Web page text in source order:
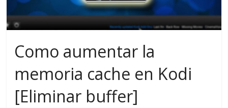
Como aumentar la
memoria cache en Kodi
[Eliminar buffer]